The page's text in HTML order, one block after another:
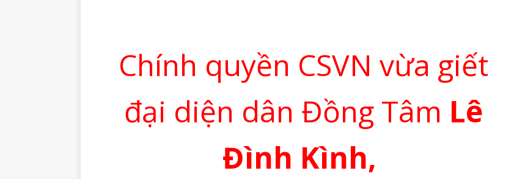
Chính quyền CSVN vừa giết
đại diện dân Đồng Tâm Lê
Đình Kình,